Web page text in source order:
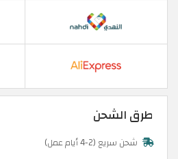
طرق الشحن
شحن سريع (2-4 أيام عمل)